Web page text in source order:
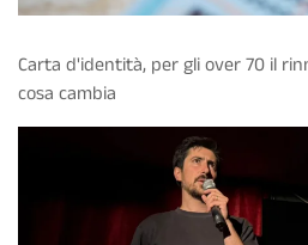
Carta d'identità, per gli over 70 il
cosa cambia